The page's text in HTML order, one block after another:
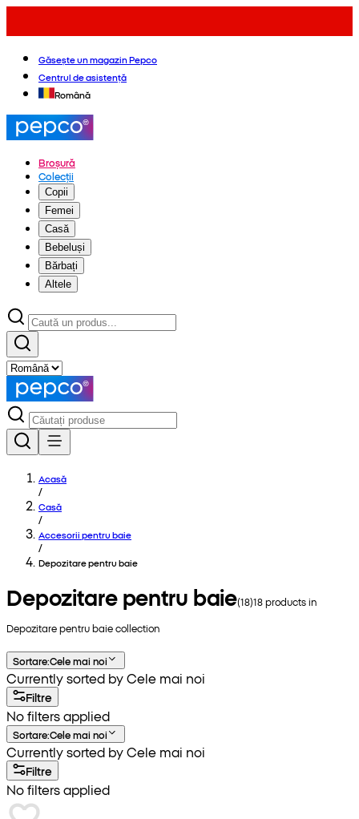
Găsește un magazin Pepco
Centrul de asistență
Română
Broșură
Colecții
Copii
Femei
Casă
Bebeluși
Bărbați
Altele
Acasă
/
Casă
/
Accesorii pentru baie
/
Depozitare pentru baie
Depozitare pentru baie(18)18products in
Depozitare pentru baiecollection
Sortare:Cele mai noi
Currently sorted by Cele mai noi
Filtre
No filters applied
Sortare:Cele mai noi
Currently sorted by Cele mai noi
Filtre
No filters applied